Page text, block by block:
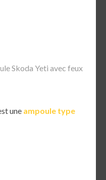
Skoda Yeti avec feux
une ampoule type